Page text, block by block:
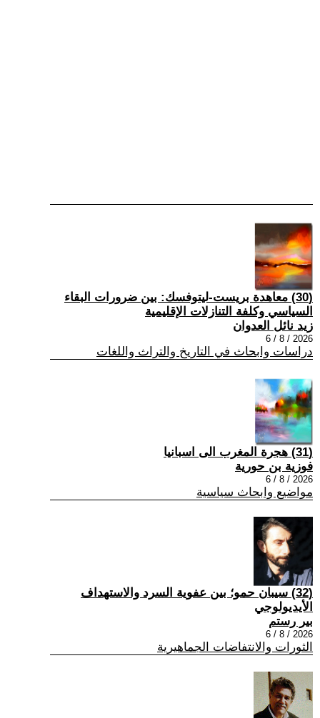
(30) معاهدة بريست-ليتوفسك: بين ضرورات البقاء
السياسي وكلفة التنازلات الإقليمية
زيد نائل العدوان
2026 / 8 / 6
دراسات وابحاث في التاريخ والتراث واللغات
(31) هجرة المغرب الى اسبانيا
فوزية بن حورية
2026 / 8 / 6
مواضيع وابحاث سياسية
(32) سيبان حمو؛ بين عفوية السرد والاستهداف
الأيديولوجي
بير رستم
2026 / 8 / 6
الثورات والانتفاضات الجماهيرية